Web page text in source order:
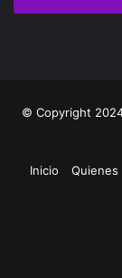
© Copyright
Inicio
Quienes